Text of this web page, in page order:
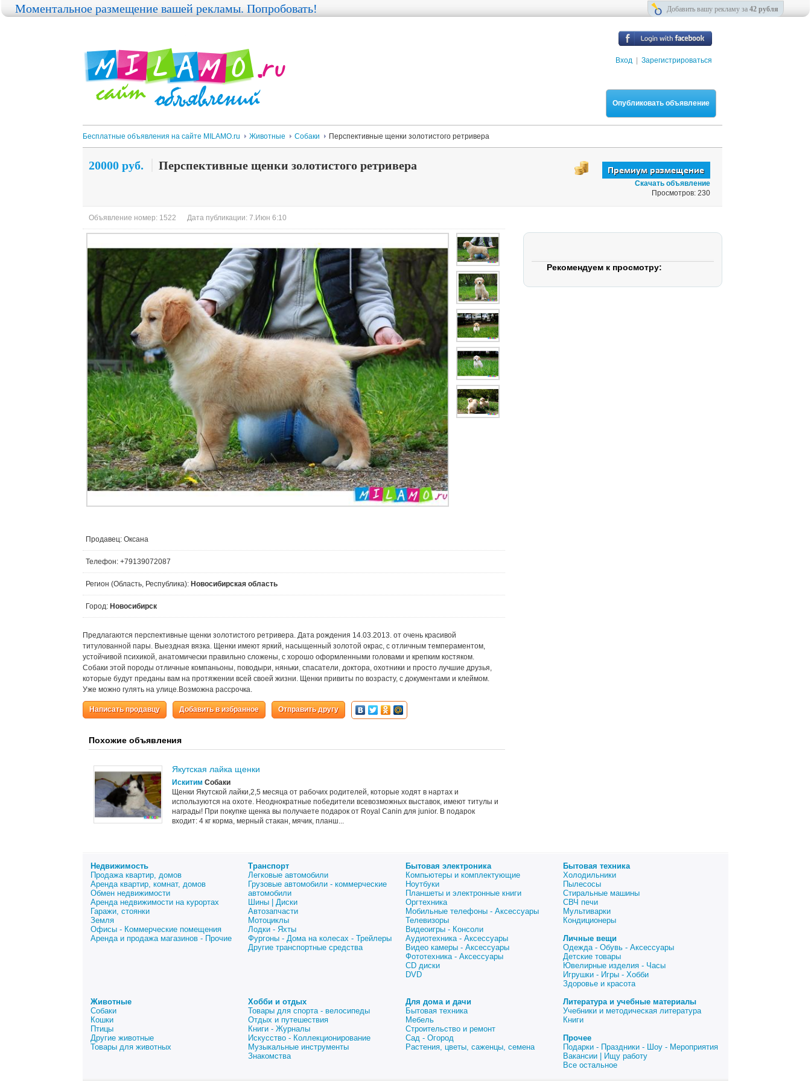
Вход Зарегистрироваться
Опубликовать объявление
Бесплатные объявления на сайте MILAMO.ru Животные Собаки Перспективные щенки золотистого ретривера
20000 руб. Перспективные щенки золотистого ретривера
Скачать объявление
Просмотров: 230
Объявление номер: 1522 Дата публикации: 7.Июн 6:10
Продавец: Оксана
Телефон: +79139072087
Регион (Область, Республика): Новосибирская область
Город: Новосибирск
Предлагаются перспективные щенки золотистого ретривера. Дата рождения 14.03.2013. от очень красивой
титулованной пары. Выездная вязка. Щенки имеют яркий, насыщенный золотой окрас, с отличным темпераментом,
устойчивой психикой, анатомически правильно сложены, с хорошо оформленными головами и крепким костяком.
Собаки этой породы отличные компаньоны, поводыри, няньки, спасатели, доктора, охотники и просто лучшие друзья,
которые будут преданы вам на протяжении всей своей жизни. Щенки привиты по возрасту, с документами и клеймом.
Уже можно гулять на улице.Возможна рассрочка.
Написать продавцу Добавить в избранное Отправить другу
Похожие объявления
Якутская лайка щенки
Искитим Собаки
Щенки Якутской лайки,2,5 месяца от рабочих родителей, которые ходят в нартах и
используются на охоте. Неоднократные победители всевозможных выставок, имеют титулы и
награды! При покупке щенка вы получаете подарок от Royal Canin для junior. В подарок
входит: 4 кг корма, мерный стакан, мячик, планш...
Моментальное размещение вашей рекламы. Попробовать! Добавить вашу рекламу за 42 рубля
Рекомендуем к просмотру:
Недвижимость
Продажа квартир, домов
Аренда квартир, комнат, домов
Обмен недвижимости
Аренда недвижимости на курортах
Гаражи, стоянки
Земля
Офисы - Коммерческие помещения
Аренда и продажа магазинов - Прочие
Транспорт
Легковые автомобили
Грузовые автомобили - коммерческие
автомобили
Шины | Диски
Автозапчасти
Мотоциклы
Лодки - Яхты
Фургоны - Дома на колесах - Трейлеры
Другие транспортные средства
Бытовая электроника
Компьютеры и комплектующие
Ноутбуки
Планшеты и электронные книги
Оргтехника
Мобильные телефоны - Аксессуары
Телевизоры
Видеоигры - Консоли
Аудиотехника - Аксессуары
Видео камеры - Аксессуары
Фототехника - Аксессуары
CD диски
DVD
Бытовая техника
Холодильники
Пылесосы
Стиральные машины
СВЧ печи
Мультиварки
Кондиционеры
Личные вещи
Одежда - Обувь - Аксессуары
Детские товары
Ювелирные изделия - Часы
Игрушки - Игры - Хобби
Здоровье и красота
Животные
Собаки
Кошки
Птицы
Другие животные
Товары для животных
Хобби и отдых
Товары для спорта - велосипеды
Отдых и путешествия
Книги - Журналы
Искусство - Коллекционирование
Музыкальные инструменты
Знакомства
Для дома и дачи
Бытовая техника
Мебель
Строительство и ремонт
Сад - Огород
Растения, цветы, саженцы, семена
Литература и учебные материалы
Учебники и методическая литература
Книги
Прочее
Подарки - Праздники - Шоу - Мероприятия
Вакансии | Ищу работу
Все остальное